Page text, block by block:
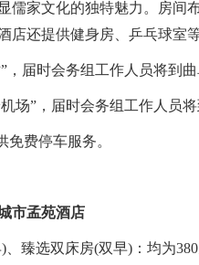
儒家文化的独特魅力。房间
店还提供健身房、乒乓球室
” ，届时会务组工作人员将到
场” ，届时会务组工作人员
免费停车服务。
市孟苑酒店
) 、臻选双床房(双早) ：均为380